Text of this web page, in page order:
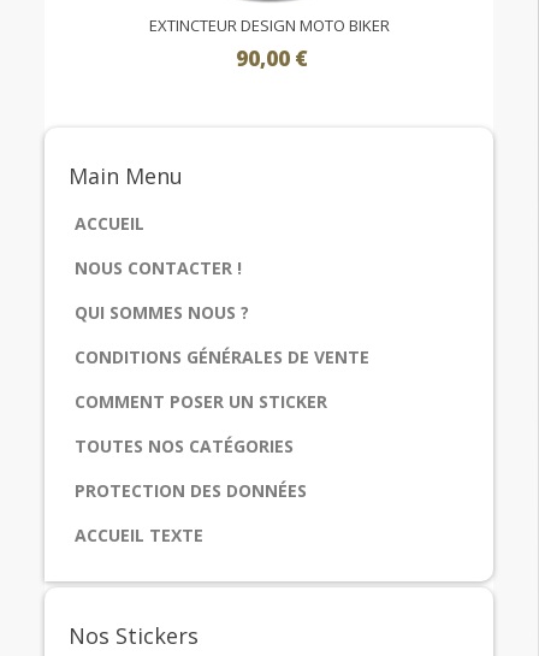
EXTINCTEUR DESIGN MOTO BIKER
90,00 €
Main Menu
ACCUEIL
NOUS CONTACTER !
QUI SOMMES NOUS ?
CONDITIONS GÉNÉRALES DE VENTE
COMMENT POSER UN STICKER
TOUTES NOS CATÉGORIES
PROTECTION DES DONNÉES
ACCUEIL TEXTE
Nos Stickers